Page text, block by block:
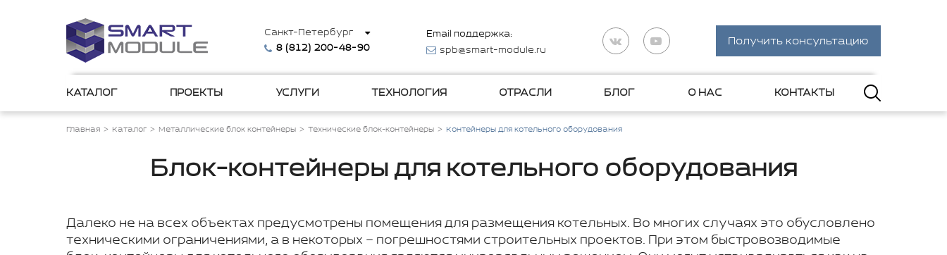
Санкт-Петербург
8 (812) 200-48-90
Email поддержка:
spb@smart-module.ru
Получить консультацию
КАТАЛОГ ПРОЕКТЫ УСЛУГИ ТЕХНОЛОГИЯ ОТРАСЛИ БЛОГ О НАС КОНТАКТЫ
Главная Каталог Металлические блок контейнеры Технические блок-контейнеры Контейнеры для котельного оборудования
Блок-контейнеры для котельного оборудования
Далеко не на всех объектах предусмотрены помещения для размещения котельных. Во многих случаях это обусловлено
техническими ограничениями, а в некоторых – погрешностями строительных проектов. При этом быстровозводимые